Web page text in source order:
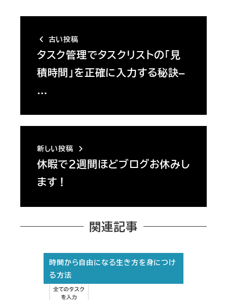
古い投稿
タスク管理でタスクリストの「見
積時間」を正確に入力する秘訣–
…
新しい投稿
休暇で２週間ほどブログお休みし
ます！
関連記事
時間から自由になる生き方を身につけ
る方法